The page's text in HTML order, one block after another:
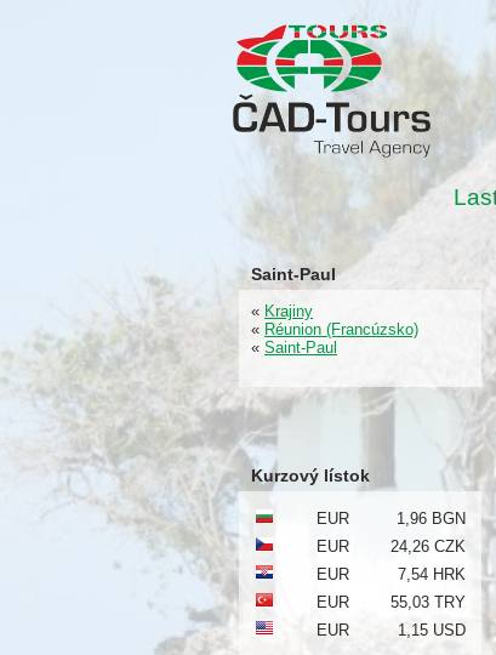
Saint-Paul
« Krajiny
« Réunion (Francúzsko)
« Saint-Paul
Kurzový lístok
EUR
1,96 BGN
EUR
24,26 CZK
EUR
7,54 HRK
EUR
55,03 TRY
EUR
1,15 USD